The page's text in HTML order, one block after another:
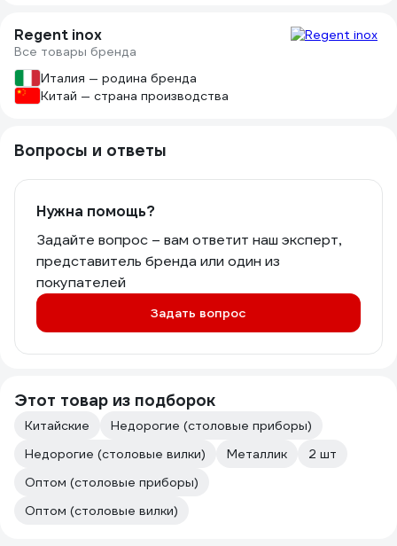
Regent inox
Все товары бренда
Италия — родина бренда
Китай — страна производства
Вопросы и ответы
Нужна помощь?
Задайте вопрос – вам ответит наш эксперт,
представитель бренда или один из
покупателей
Задать вопрос
Этот товар из подборок
Китайские
Недорогие (столовые приборы)
Недорогие (столовые вилки)
Металлик
2 шт
Оптом (столовые приборы)
Оптом (столовые вилки)